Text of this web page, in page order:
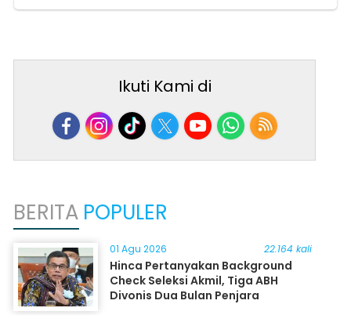
Ikuti Kami di
BERITA POPULER
01 Agu 2026 22.164 kali
Hinca Pertanyakan Background
Check Seleksi Akmil, Tiga ABH
Divonis Dua Bulan Penjara